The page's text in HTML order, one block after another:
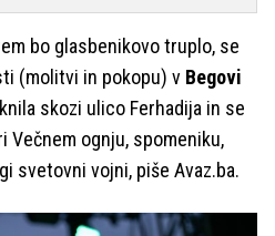
bo glasbenikovo truplo, se
(molitvi in pokopu) v Begovi
skozi ulico Ferhadija in se
Večnem ognju, spomeniku,
svetovni vojni, piše Avaz.ba.